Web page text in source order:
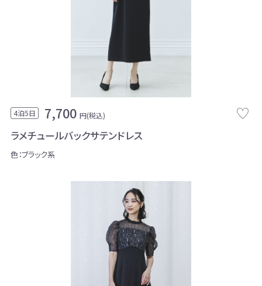
4泊5日 7,700 円(税込)
ラメチュールバックサテンドレス
色：ブラック系